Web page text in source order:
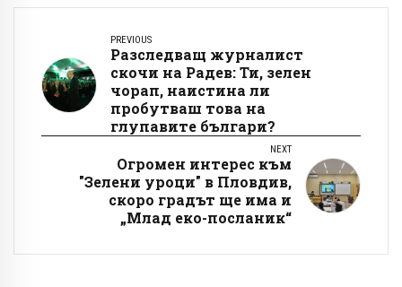
PREVIOUS
Разследващ журналист
скочи на Радев: Ти, зелен
чорап, наистина ли
пробутваш това на
глупавите българи?
NEXT
Огромен интерес към
"Зелени уроци" в Пловдив,
скоро градът ще има и
„Млад еко-посланик“